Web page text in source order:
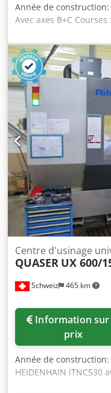
Année de construction:
Avec axes B+C
la table : 800 mm
de broche : -15 000 tr/
64 positions
Refroidissement
MARCELS
Schweiz 465 km
Centre d'usinage
QUASER UX 600/
prix
Année de construction:
HEIDENHAIN iTNC530
520 mm Dimensions